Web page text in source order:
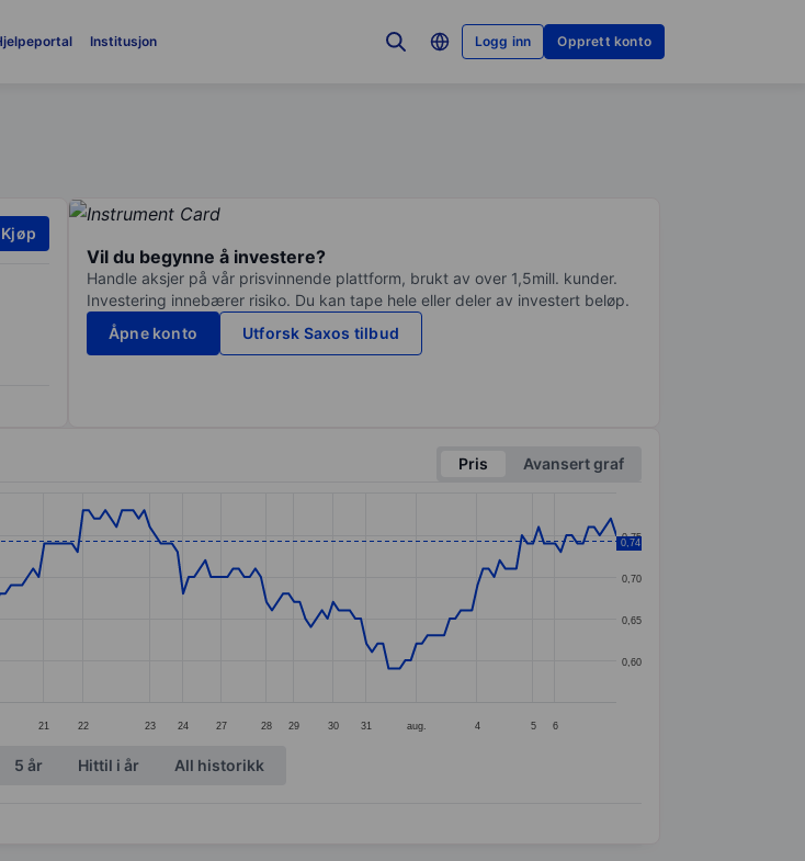
Institusjon Logg inn Opprett konto
Kjøp
Vil du begynne å investere?
Handle aksjer på vår prisvinnende plattform, brukt av over 1,5mill. kunder.
Investering innebærer risiko. Du kan tape hele eller deler av investert beløp.
Åpne konto
Utforsk Saxos tilbud
Pris
Avansert graf
to 0.78.
21 22 23 24 27 28 29 30 31 aug. 4 5 6
0,60
0,65
0,70
0,75
0,74
5 år Hittil i år All historikk